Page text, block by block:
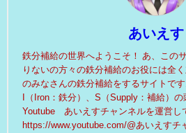
あいえす
鉄分補給の世界へようこそ！ あ、この
りないの方々の鉄分補給のお役には全
のみなさんの鉄分補給をするサイトです
I（Iron：鉄分）、S（Supply：補給）の
Youtube あいえすチャンネルを運営し
https://www.youtube.com/@あいえすチ